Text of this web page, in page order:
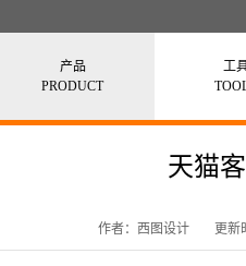
产品
PRODUCT
工
天猫
作者：西图设计 更新